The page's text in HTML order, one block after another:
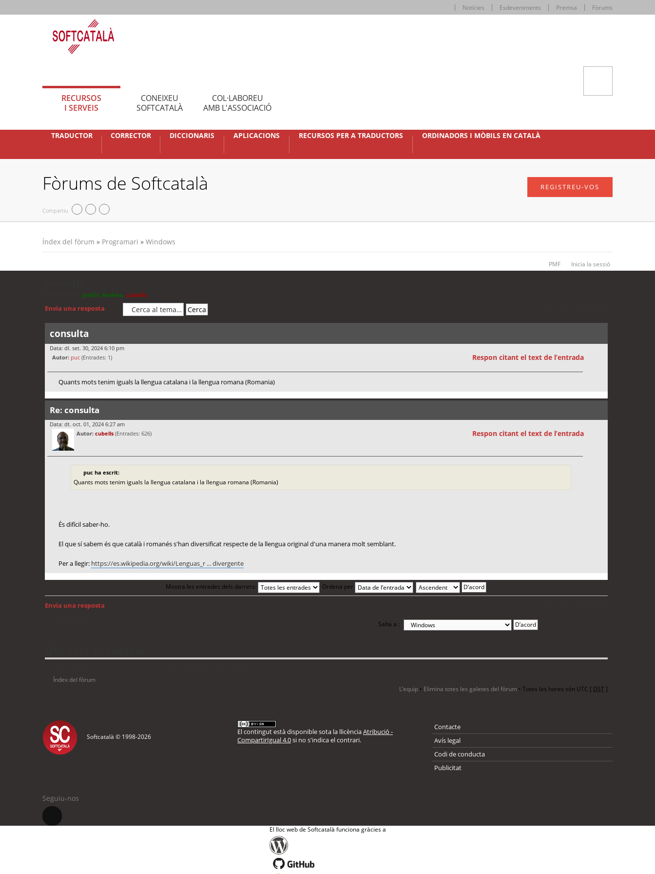
Notícies Esdeveniments Premsa Fòrums
RECURSOS
I SERVEIS
CONEIXEU
SOFTCATALÀ
COL·LABOREU
AMB L'ASSOCIACIÓ
TRADUCTOR CORRECTOR DICCIONARIS APLICACIONS RECURSOS PER A TRADUCTORS ORDINADORS I MÒBILS EN CATALÀ
Fòrums de Softcatalà
Compartiu
REGISTREU-VOS
Índex del fòrum » Programari » Windows
PMF Inicia la sessió
jordis Andreu cubells
Envia una resposta
consulta
Data: dl. set. 30, 2024 6:10 pm
Autor: puc (Entrades: 1) Respon citant el text de l’entrada
Quants mots tenim iguals la llengua catalana i la llengua romana (Romania)
Re: consulta
Data: dt. oct. 01, 2024 6:27 am
Autor: cubells (Entrades: 626) Respon citant el text de l’entrada
puc ha escrit:
Quants mots tenim iguals la llengua catalana i la llengua romana (Romania)
És difícil saber-ho.
El que sí sabem és que català i romanés s'han diversificat respecte de la llengua original d'una manera molt semblant.
Per a llegir: https://es.wikipedia.org/wiki/Lenguas_r ... divergente
Mostra les entrades dels darrers: Ordena per
Envia una resposta
Salta a :
Índex del fòrum
L’equip • Elimina totes les galetes del fòrum • Totes les hores són UTC [ DST]
Softcatalà © 1998-2026
El contingut està disponible sota la llicènciaAtribució -
CompartirIgual 4.0si no s'indica el contrari.
Contacte
Avís legal
Codi de conducta
Publicitat
Seguiu-nos
El lloc web de Softcatalà funciona gràcies a